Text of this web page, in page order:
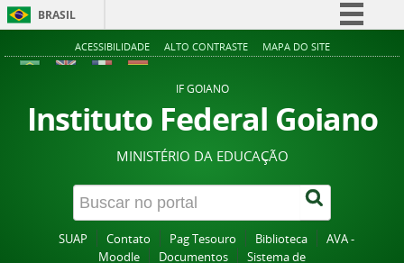
BRASIL
Simplifique!
Acesso à informação
Legislação
Canais
ACESSIBILIDADE ALTO CONTRASTE MAPA DO SITE
IF GOIANO
Instituto Federal Goiano
MINISTÉRIO DA EDUCAÇÃO
SUAP Contato Pag Tesouro Biblioteca
AVA -
Moodle
Documentos
Sistema de